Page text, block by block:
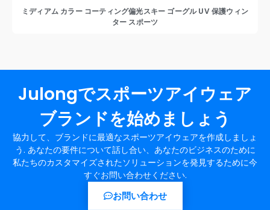
ミディアム カラー コーティング偏光スキー ゴーグル UV 保護ウィン
ター スポーツ
Julongでスポーツアイウェア
ブランドを始めましょう
協力して、ブランドに最適なスポーツアイウェアを作成しましょ
う. あなたの要件について話し合い、あなたのビジネスのために
私たちのカスタマイズされたソリューションを発見するために今
すぐお問い合わせください.
お問い合わせ